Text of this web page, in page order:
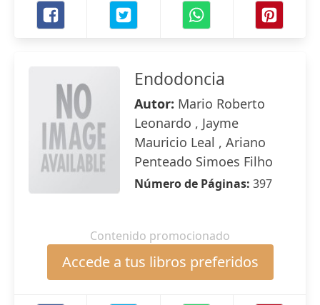
Endodoncia
Autor: Mario Roberto
Leonardo , Jayme
Mauricio Leal , Ariano
Penteado Simoes Filho
Número de Páginas: 397
Contenido promocionado
Accede a tus libros preferidos